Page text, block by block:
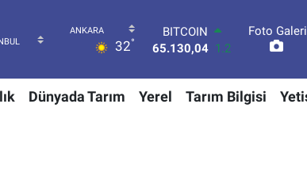
32°
DOLAR
47,7106 0.17
55,1652 0.27
STERLİN
Foto Galeri
Dünyada Tarım Yerel Tarım Bilgisi